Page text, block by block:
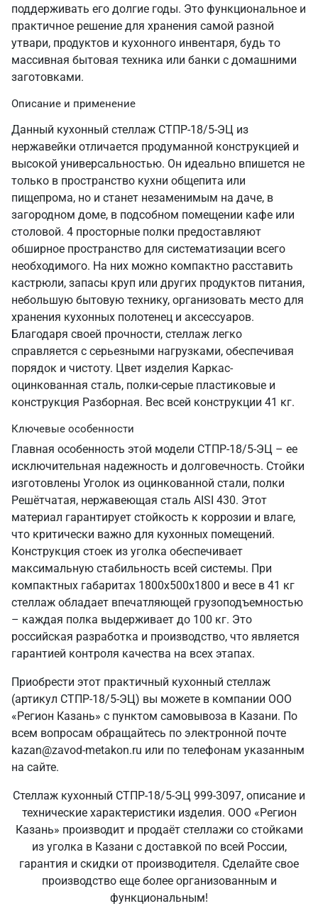
поддерживать его долгие годы. Это функциональное и
практичное решение для хранения самой разной
утвари, продуктов и кухонного инвентаря, будь то
массивная бытовая техника или банки с домашними
заготовками.
Описание и применение
Данный кухонный стеллаж СТПР-18/5-ЭЦ из
нержавейки отличается продуманной конструкцией и
высокой универсальностью. Он идеально впишется не
только в пространство кухни общепита или
пищепрома, но и станет незаменимым на даче, в
загородном доме, в подсобном помещении кафе или
столовой. 4 просторные полки предоставляют
обширное пространство для систематизации всего
необходимого. На них можно компактно расставить
кастрюли, запасы круп или других продуктов питания,
небольшую бытовую технику, организовать место для
хранения кухонных полотенец и аксессуаров.
Благодаря своей прочности, стеллаж легко
справляется с серьезными нагрузками, обеспечивая
порядок и чистоту. Цвет изделия Каркас-
оцинкованная сталь, полки-серые пластиковые и
конструкция Разборная. Вес всей конструкции 41 кг.
Ключевые особенности
Главная особенность этой модели СТПР-18/5-ЭЦ – ее
исключительная надежность и долговечность. Стойки
изготовлены Уголок из оцинкованной стали, полки
Решётчатая, нержавеющая сталь AISI 430. Этот
материал гарантирует стойкость к коррозии и влаге,
что критически важно для кухонных помещений.
Конструкция стоек из уголка обеспечивает
максимальную стабильность всей системы. При
компактных габаритах 1800х500х1800 и весе в 41 кг
стеллаж обладает впечатляющей грузоподъемностью
– каждая полка выдерживает до 100 кг. Это
российская разработка и производство, что является
гарантией контроля качества на всех этапах.
Приобрести этот практичный кухонный стеллаж
(артикул СТПР-18/5-ЭЦ) вы можете в компании ООО
«Регион Казань» с пунктом самовывоза в Казани. По
всем вопросам обращайтесь по электронной почте
kazan@zavod-metakon.ru или по телефонам указанным
на сайте.
Стеллаж кухонный СТПР-18/5-ЭЦ 999-3097, описание и
технические характеристики изделия. ООО «Регион
Казань» производит и продаёт стеллажи со стойками
из уголка в Казани с доставкой по всей России,
гарантия и скидки от производителя. Сделайте свое
производство еще более организованным и
функциональным!